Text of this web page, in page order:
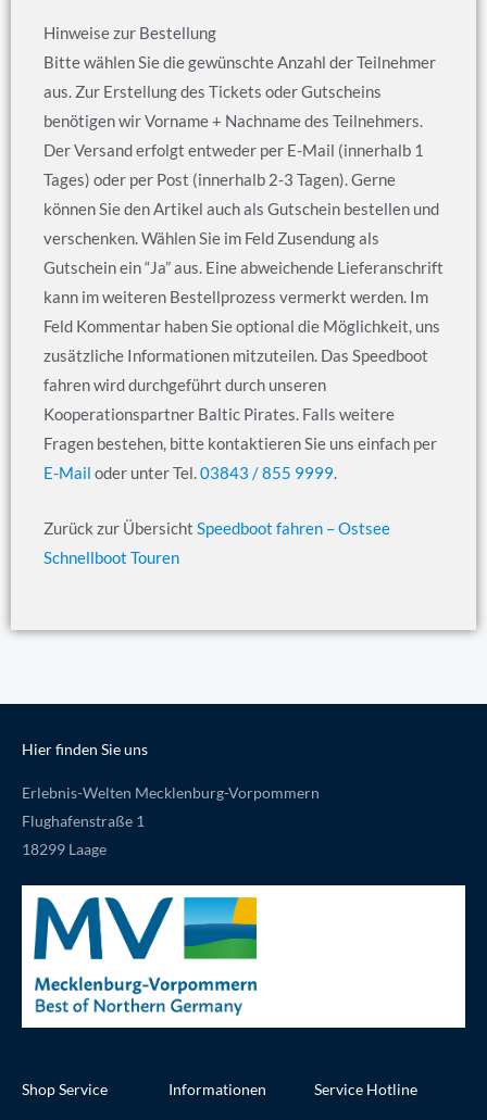
Hinweise zur Bestellung
Bitte wählen Sie die gewünschte Anzahl der Teilnehmer
aus. Zur Erstellung des Tickets oder Gutscheins
benötigen wir Vorname + Nachname des Teilnehmers.
Der Versand erfolgt entweder per E-Mail (innerhalb 1
Tages) oder per Post (innerhalb 2-3 Tagen). Gerne
können Sie den Artikel auch als Gutschein bestellen und
verschenken. Wählen Sie im Feld Zusendung als
Gutschein ein “Ja” aus. Eine abweichende Lieferanschrift
kann im weiteren Bestellprozess vermerkt werden. Im
Feld Kommentar haben Sie optional die Möglichkeit, uns
zusätzliche Informationen mitzuteilen. Das Speedboot
fahren wird durchgeführt durch unseren
Kooperationspartner Baltic Pirates. Falls weitere
Fragen bestehen, bitte kontaktieren Sie uns einfach per
E-Mail oder unter Tel.03843 / 855 9999.
Zurück zur Übersicht Speedboot fahren – Ostsee
Schnellboot Touren
Hier finden Sie uns
Erlebnis-Welten Mecklenburg-Vorpommern
Flughafenstraße 1
18299 Laage
Shop Service Informationen Service Hotline